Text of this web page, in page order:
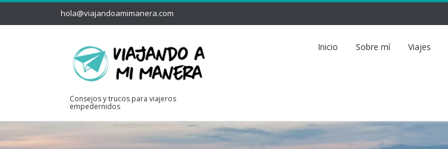
hola@viajandoamimanera.com
Consejos y trucos para viajeros
empedernidos
Inicio Sobre mí Viajes